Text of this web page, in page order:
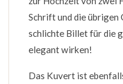
Schrift und die übrigen
schlichte Billet für die
elegant wirken!
Das Kuvert ist